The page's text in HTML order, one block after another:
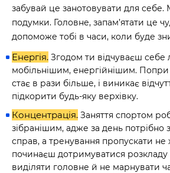
забувай це занотовувати для
подумки. Головне, запам’ятати це
допоможе тобі в часи, коли буде
Енергія. Згодом ти відчуваєш
мобільнішим, енергійнішим.
стає в рази більше, і виникає
підкорити будь-яку верхівку.
Концентрація. Заняття спортом
зібранішим, адже за день потрібно
справ, а тренування пропускати не
починаєш дотримуватися розкладу
виділяти головне й не марнувати